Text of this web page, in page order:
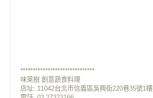
******************************
味萊樹 創意蔬食料理
店址: 11042台北市信義區吳興街220巷35號1樓